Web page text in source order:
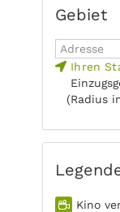
Gebiet
Ihren
(Radius
Kino